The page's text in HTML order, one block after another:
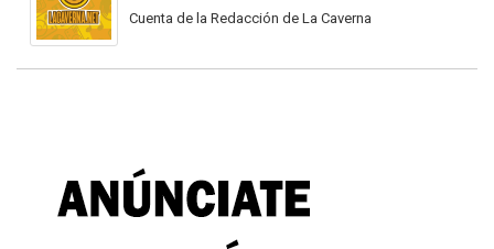
Cuenta de la Redacción de La Caverna